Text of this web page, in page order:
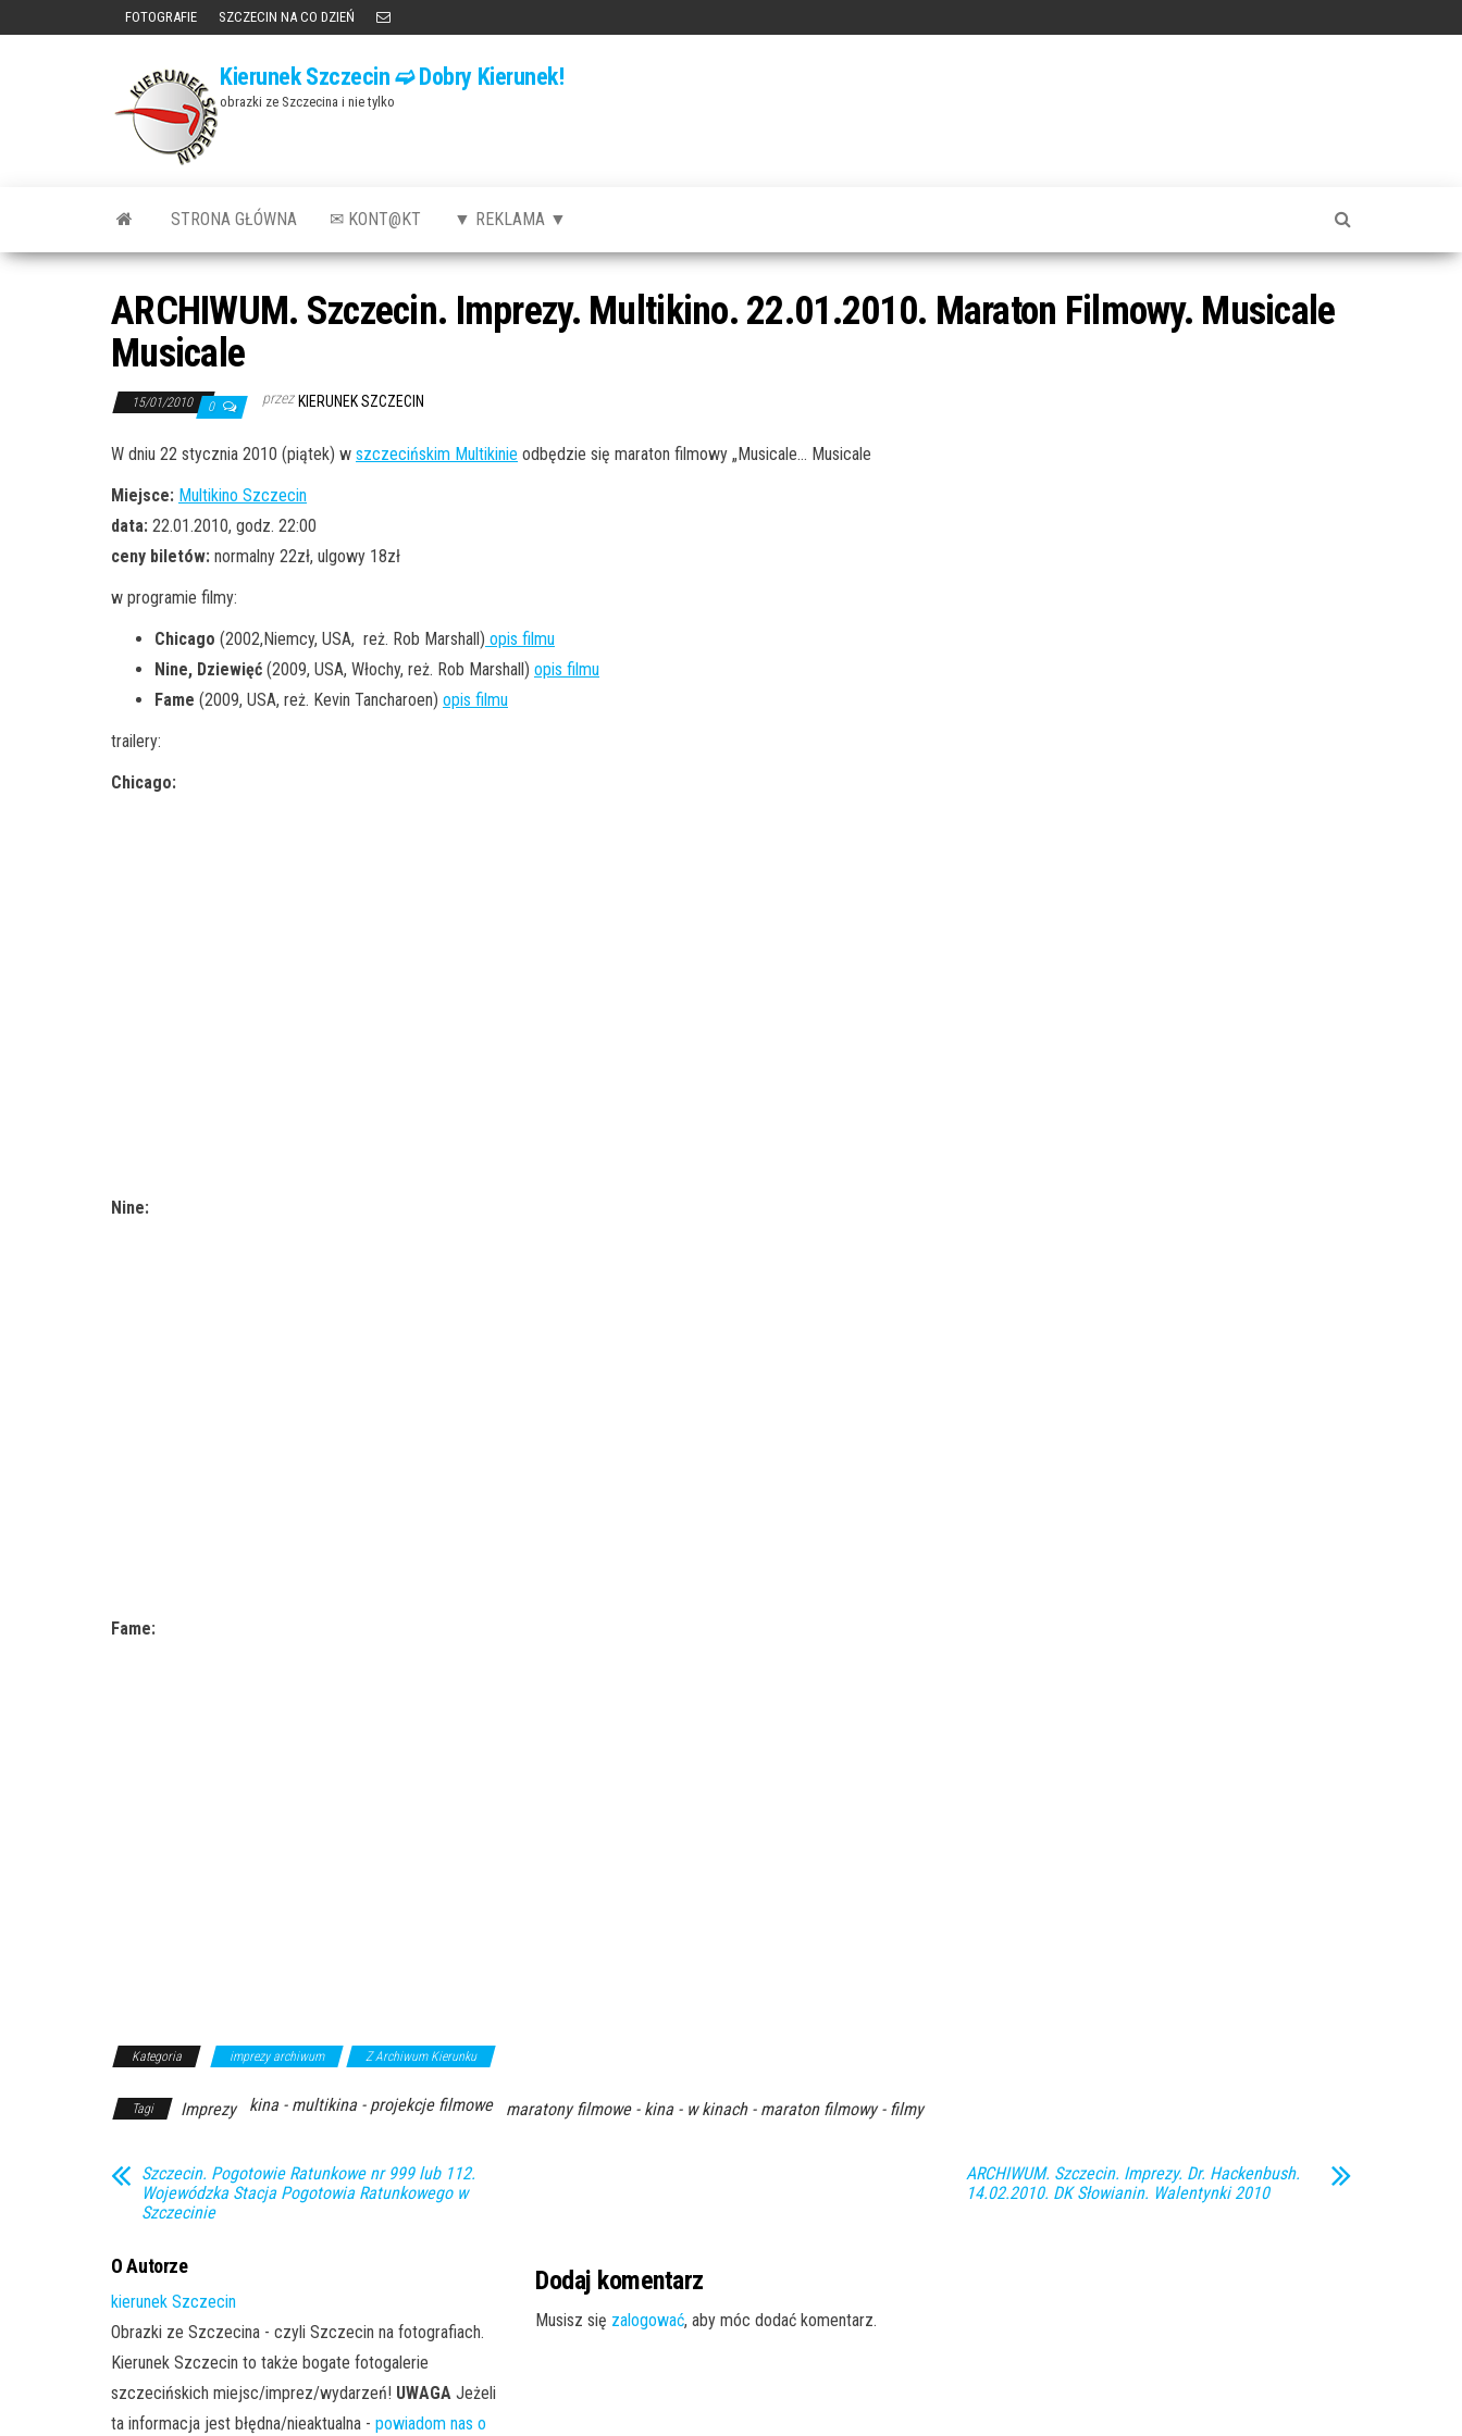
FOTOGRAFIE SZCZECIN NA CO DZIEŃ
Kierunek Szczecin ➫ Dobry Kierunek!
obrazki ze Szczecina i nie tylko
STRONA GŁÓWNA ✉ KONT@KT ▼ REKLAMA ▼
ARCHIWUM. Szczecin. Imprezy. Multikino. 22.01.2010. Maraton Filmowy. Musicale
Musicale
15/01/2010 0 przez KIERUNEK SZCZECIN
W dniu 22 stycznia 2010 (piątek) w szczecińskim Multikinie odbędzie się maraton filmowy „Musicale… Musicale
Miejsce: Multikino Szczecin
data: 22.01.2010, godz. 22:00
ceny biletów: normalny 22zł, ulgowy 18zł
w programie filmy:
Chicago (2002,Niemcy, USA, reż. Rob Marshall) opis filmu
Nine, Dziewięć (2009, USA, Włochy, reż. Rob Marshall) opis filmu
Fame (2009, USA, reż. Kevin Tancharoen) opis filmu
trailery:
Chicago:
Nine:
Fame:
Kategoria imprezy archiwum Z Archiwum Kierunku
Tagi Imprezy kina - multikina - projekcje filmowe maratony filmowe - kina - w kinach - maraton filmowy - filmy
Szczecin. Pogotowie Ratunkowe nr 999 lub 112.
Wojewódzka Stacja Pogotowia Ratunkowego w
Szczecinie
ARCHIWUM. Szczecin. Imprezy. Dr. Hackenbush.
14.02.2010. DK Słowianin. Walentynki 2010
O Autorze
kierunek Szczecin
Obrazki ze Szczecina - czyli Szczecin na fotografiach.
Kierunek Szczecin to także bogate fotogalerie
szczecińskich miejsc/imprez/wydarzeń! UWAGA Jeżeli
ta informacja jest błędna/nieaktualna - powiadom nas o
Dodaj komentarz
Musisz się zalogować, aby móc dodać komentarz.